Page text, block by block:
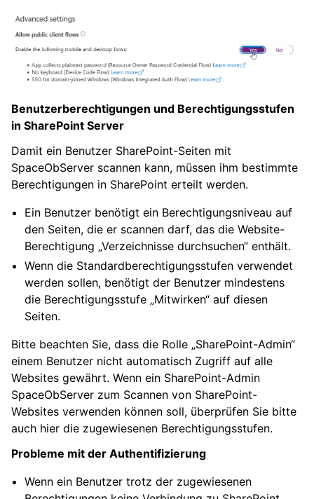
Benutzerberechtigungen und Berechtigungsstufen
in SharePoint Server
Damit ein Benutzer SharePoint-Seiten mit
SpaceObServer scannen kann, müssen ihm bestimmte
Berechtigungen in SharePoint erteilt werden.
Ein Benutzer benötigt ein Berechtigungsniveau auf
den Seiten, die er scannen darf, das die Website-
Berechtigung „Verzeichnisse durchsuchen“ enthält.
Wenn die Standardberechtigungsstufen verwendet
werden sollen, benötigt der Benutzer mindestens
die Berechtigungsstufe „Mitwirken“ auf diesen
Seiten.
Bitte beachten Sie, dass die Rolle „SharePoint-Admin“
einem Benutzer nicht automatisch Zugriff auf alle
Websites gewährt. Wenn ein SharePoint-Admin
SpaceObServer zum Scannen von SharePoint-
Websites verwenden können soll, überprüfen Sie bitte
auch hier die zugewiesenen Berechtigungsstufen.
Probleme mit der Authentifizierung
Wenn ein Benutzer trotz der zugewiesenen